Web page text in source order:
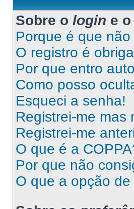
Sobre o login e o
Porque é que
O registro é
Por que entro
Como posso
Esqueci a senha!
Registrei-me mas
Registrei-me
O que é a
Por que não
O que a opção de